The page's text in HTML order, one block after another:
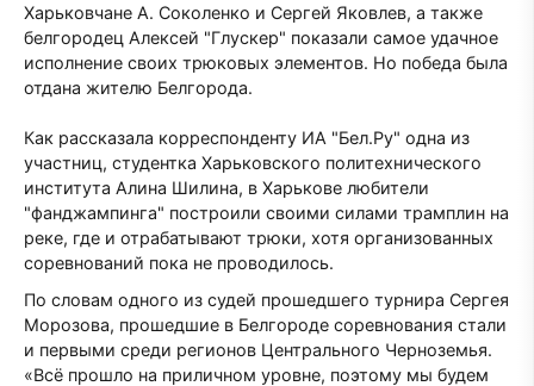
Харьковчане А. Соколенко и Сергей Яковлев, а также
белгородец Алексей "Глускер" показали самое удачное
исполнение своих трюковых элементов. Но победа была
отдана жителю Белгорода.
Как рассказала корреспонденту ИА "Бел.Ру" одна из
участниц, студентка Харьковского политехнического
института Алина Шилина, в Харькове любители
"фанджампинга" построили своими силами трамплин на
реке, где и отрабатывают трюки, хотя организованных
соревнований пока не проводилось.
По словам одного из судей прошедшего турнира Сергея
Морозова, прошедшие в Белгороде соревнования стали
и первыми среди регионов Центрального Черноземья.
«Всё прошло на приличном уровне, поэтому мы будем